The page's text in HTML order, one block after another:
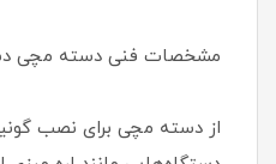
مشخصات فنی دسته مچی
از دسته مچی برای نصب